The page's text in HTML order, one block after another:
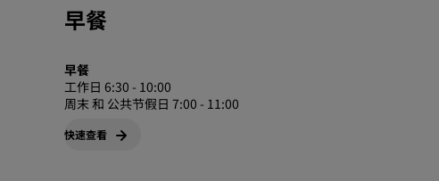
早餐
早餐
工作日 6:30 - 10:00
周末 和 公共节假日 7:00 - 11:00
快速查看